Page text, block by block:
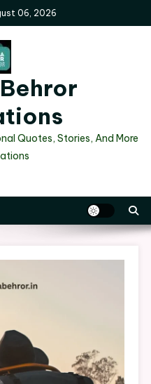
06, 2026
Quotes, Stories, And More